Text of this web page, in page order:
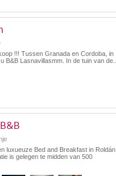
!!! Tussen Granada en Cordoba, in
B&B Lasnavillasmm. In de tuin van de...
luxueuze Bed and Breakfast in Roldán,
is gelegen te midden van 500